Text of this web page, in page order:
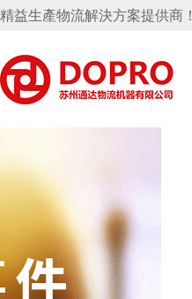
精益生產物流解決方案提供商！
好色视频APP下载架
變速箱托盤
手推車
隱藏式馬桶水箱支架
汽車行業